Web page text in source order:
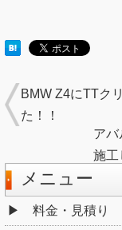
BMW Z4にTTク
た！！
ア
施工
メニュー
料金・見積り